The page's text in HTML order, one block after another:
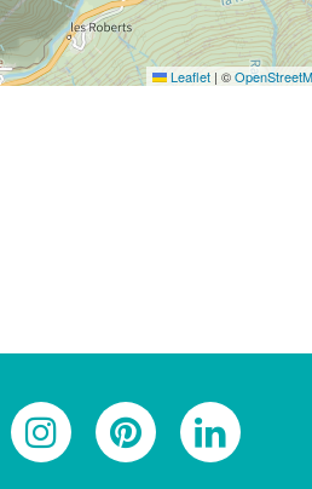
Leaflet | ©